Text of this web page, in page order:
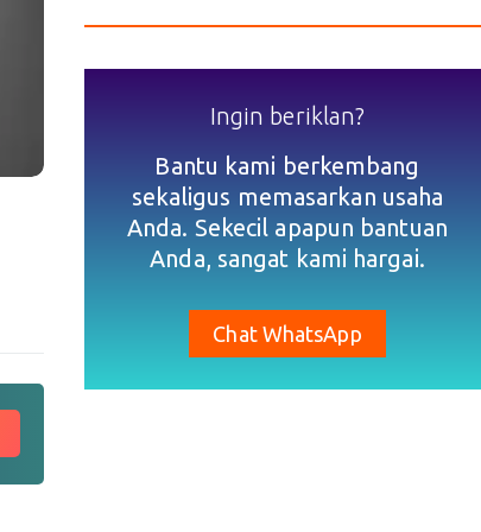
Ingin beriklan?
Bantu kami berkembang
sekaligus memasarkan usaha
Anda. Sekecil apapun bantuan
Anda, sangat kami hargai.
Chat WhatsApp